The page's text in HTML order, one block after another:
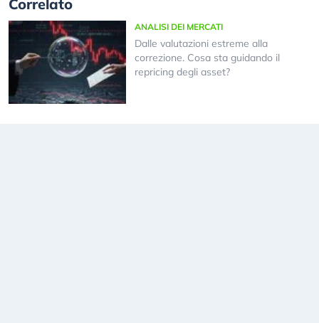
Correlato
ANALISI DEI MERCATI
Dalle valutazioni estreme alla
correzione. Cosa sta guidando il
repricing degli asset?